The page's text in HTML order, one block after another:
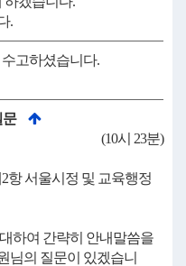
.
고하셨습니다.
문
(10시 23분)
항 서울시정 및 교육행정
하여 간략히 안내말씀을
님의 질문이 있겠습니